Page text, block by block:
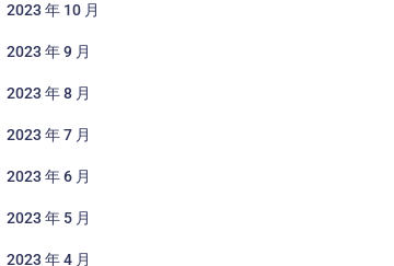
2023 年 10 月
2023 年 9 月
2023 年 8 月
2023 年 7 月
2023 年 6 月
2023 年 5 月
2023 年 4 月